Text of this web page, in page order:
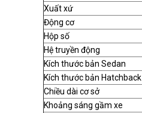
Xuất xứ
Động cơ
Hộp số
Hệ truyền động
Kích thước bản Sedan
Kích thước bản Hatchback
Chiều dài cơ sở
Khoảng sáng gầm xe